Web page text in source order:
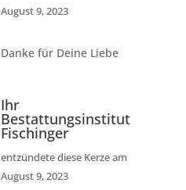
August 9, 2023
Danke für Deine Liebe
Ihr
Bestattungsinstitut
Fischinger
entzündete diese Kerze am
August 9, 2023